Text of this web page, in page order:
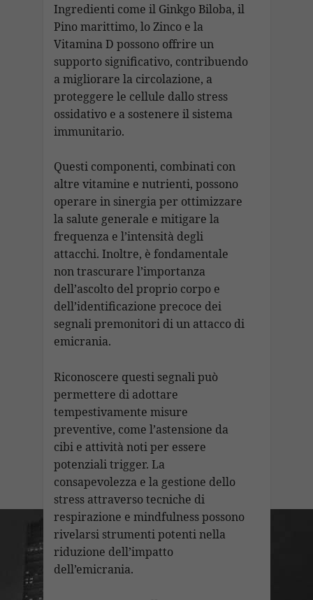
Ingredienti come il Ginkgo Biloba, il
Pino marittimo, lo Zinco e la
Vitamina D possono offrire un
supporto significativo, contribuendo
a migliorare la circolazione, a
proteggere le cellule dallo stress
ossidativo e a sostenere il sistema
immunitario.
Questi componenti, combinati con
altre vitamine e nutrienti, possono
operare in sinergia per ottimizzare
la salute generale e mitigare la
frequenza e l’intensità degli
attacchi. Inoltre, è fondamentale
non trascurare l’importanza
dell’ascolto del proprio corpo e
dell’identificazione precoce dei
segnali premonitori di un attacco di
emicrania.
Riconoscere questi segnali può
permettere di adottare
tempestivamente misure
preventive, come l’astensione da
cibi e attività noti per essere
potenziali trigger. La
consapevolezza e la gestione dello
stress attraverso tecniche di
respirazione e mindfulness possono
rivelarsi strumenti potenti nella
riduzione dell’impatto
dell’emicrania.